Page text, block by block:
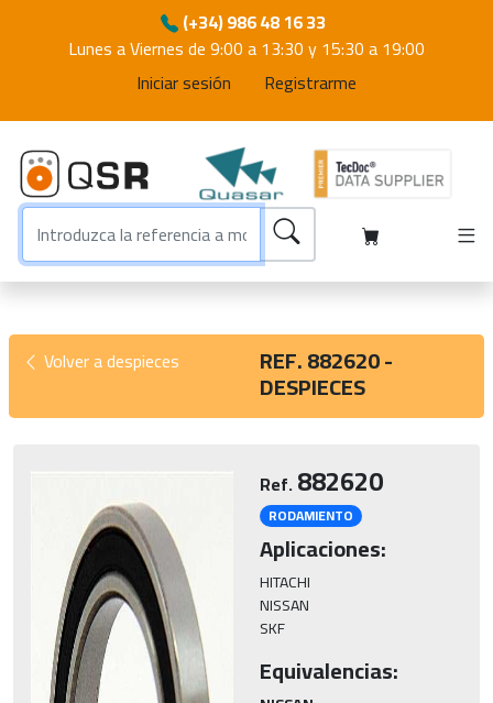
(+34) 986 48 16 33
Lunes a Viernes de 9:00 a 13:30 y 15:30 a 19:00
Iniciar sesión
Registrarme
Volver a despieces REF. 882620 -
DESPIECES
Ref.882620
RODAMIENTO
Aplicaciones:
HITACHI
NISSAN
SKF
Equivalencias: